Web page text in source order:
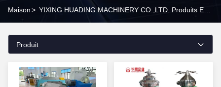
Maison>
Produit